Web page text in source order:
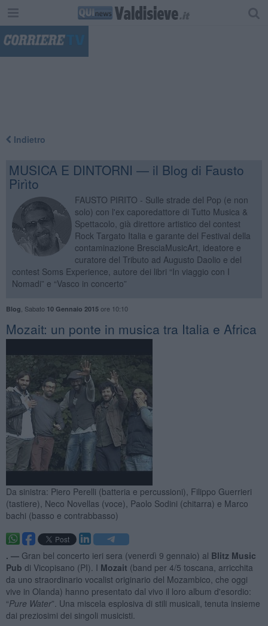
Indietro
MUSICA E DINTORNI — il Blog di Fausto
Pirìto
FAUSTO PIRITO - Sulle strade del Pop (e non
solo) con l'ex caporedattore di Tutto Musica &
Spettacolo, già direttore artistico del contest
Rock Targato Italia e garante del Festival della
contaminazione BresciaMusicArt, ideatore e
curatore del Tributo ad Augusto Daolio e del
contest Soms Experience, autore dei libri “In viaggio con I
Nomadi” e “Vasco in concerto”
Blog Sabato 10 Gennaio 2015ore 10:10
Mozait: un ponte in musica tra Italia e Africa
Da sinistra: Piero Perelli (batteria e percussioni), Filippo Guerrieri
(tastiere), Neco Novellas (voce), Paolo Sodini (chitarra) e Marco
bachi (basso e contrabbasso)
. — Gran bel concerto ieri sera (venerdì 9 gennaio) al Blitz Music
Pub di Vicopisano (PI). I Mozait (band per 4/5 toscana, arricchita
da uno straordinario vocalist originario del Mozambico, che oggi
vive in Olanda) hanno presentato dal vivo il loro album d'esordio:
“Pure Water”. Una miscela esplosiva di stili musicali, tenuta insieme
dai preziosimi dei singoli musicisti.